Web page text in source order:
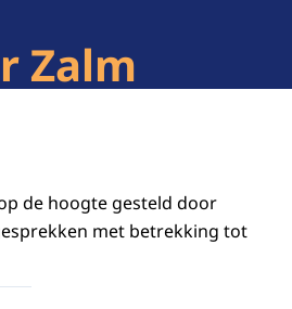
Zalm
de hoogte gesteld door
met betrekking tot